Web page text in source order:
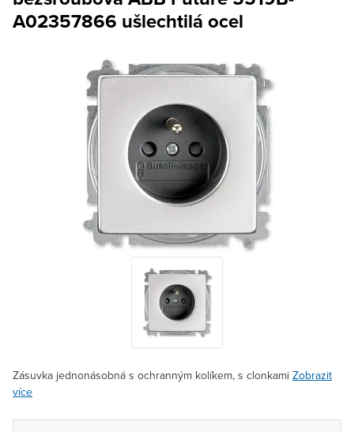
A02357866 ušlechtilá ocel
Zásuvka jednonásobná s ochranným kolíkem, s clonkami Zobrazit
více